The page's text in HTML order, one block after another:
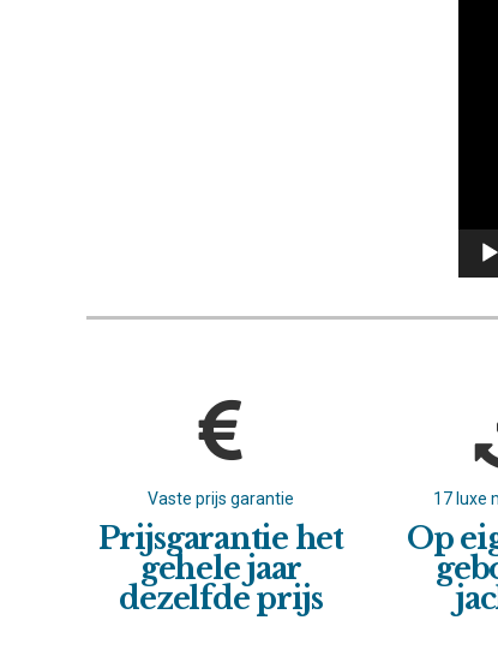
Vaste prijs garantie
Prijsgarantie het
gehele jaar
dezelfde prijs
17 luxe
Op